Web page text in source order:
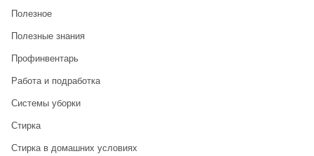
Полезное
Полезные знания
Профинвентарь
Работа и подработка
Системы уборки
Стирка
Стирка в домашних условиях